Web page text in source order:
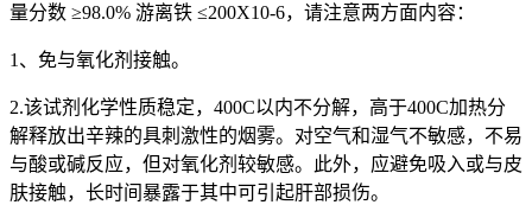
量分数 ≥98.0% 游离铁 ≤200X10-6，请注意两方面内容：
1、免与氧化剂接触。
2.该试剂化学性质稳定，400C以内不分解，高于400C加热分
解释放出辛辣的具刺激性的烟雾。对空气和湿气不敏感，不易
与酸或碱反应，但对氧化剂较敏感。此外，应避免吸入或与皮
肤接触，长时间暴露于其中可引起肝部损伤。